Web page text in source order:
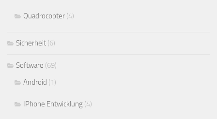
Quadrocopter (4)
Sicherheit (6)
Software (69)
Android (1)
IPhone Entwicklung (4)